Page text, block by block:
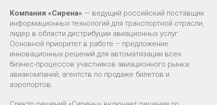
Компания «Сирена» — ведущий российский поставщик
информационных технологий для транспортной отрасли,
лидер в области дистрибуции авиационных услуг.
Основной приоритет в работе – предложение
инновационных решений для автоматизации всех
бизнес-процессов участников авиационного рынка:
авиакомпаний, агентств по продаже билетов и
аэропортов.